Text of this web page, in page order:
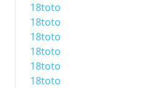
18toto
18toto
18toto
18toto
18toto
18toto